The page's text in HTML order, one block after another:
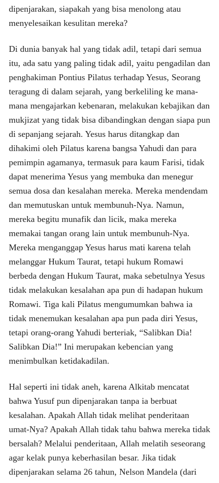
dipenjarakan, siapakah yang bisa menolong atau
menyelesaikan kesulitan mereka?
Di dunia banyak hal yang tidak adil, tetapi dari semua
itu, ada satu yang paling tidak adil, yaitu pengadilan dan
penghakiman Pontius Pilatus terhadap Yesus, Seorang
teragung di dalam sejarah, yang berkeliling ke mana-
mana mengajarkan kebenaran, melakukan kebajikan dan
mukjizat yang tidak bisa dibandingkan dengan siapa pun
di sepanjang sejarah. Yesus harus ditangkap dan
dihakimi oleh Pilatus karena bangsa Yahudi dan para
pemimpin agamanya, termasuk para kaum Farisi, tidak
dapat menerima Yesus yang membuka dan menegur
semua dosa dan kesalahan mereka. Mereka mendendam
dan memutuskan untuk membunuh-Nya. Namun,
mereka begitu munafik dan licik, maka mereka
memakai tangan orang lain untuk membunuh-Nya.
Mereka menganggap Yesus harus mati karena telah
melanggar Hukum Taurat, tetapi hukum Romawi
berbeda dengan Hukum Taurat, maka sebetulnya Yesus
tidak melakukan kesalahan apa pun di hadapan hukum
Romawi. Tiga kali Pilatus mengumumkan bahwa ia
tidak menemukan kesalahan apa pun pada diri Yesus,
tetapi orang-orang Yahudi berteriak, “Salibkan Dia!
Salibkan Dia!” Ini merupakan kebencian yang
menimbulkan ketidakadilan.
Hal seperti ini tidak aneh, karena Alkitab mencatat
bahwa Yusuf pun dipenjarakan tanpa ia berbuat
kesalahan. Apakah Allah tidak melihat penderitaan
umat-Nya? Apakah Allah tidak tahu bahwa mereka tidak
bersalah? Melalui penderitaan, Allah melatih seseorang
agar kelak punya keberhasilan besar. Jika tidak
dipenjarakan selama 26 tahun, Nelson Mandela (dari